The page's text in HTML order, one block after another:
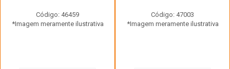
Código: 46459
*Imagem meramente ilustrativa
Código: 47003
*Imagem meramente ilustrativa